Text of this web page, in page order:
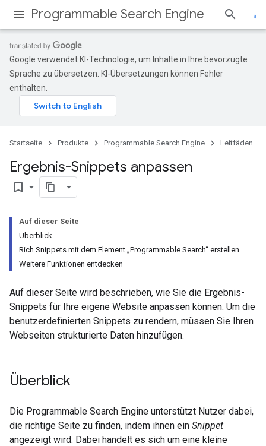
Programmable Search Engine
Google verwendet KI-Technologie, um Inhalte in Ihre bevorzugte
Sprache zu übersetzen. KI-Übersetzungen können Fehler
enthalten.
Startseite Produkte Programmable Search Engine Leitfäden
Ergebnis-Snippets anpassen
bookmark_border
Auf dieser Seite
Überblick
Rich Snippets mit dem Element „Programmable Search“ erstellen
Weitere Funktionen entdecken
Auf dieser Seite wird beschrieben, wie Sie die Ergebnis-
Snippets für Ihre eigene Website anpassen können. Um die
benutzerdefinierten Snippets zu rendern, müssen Sie Ihren
Webseiten strukturierte Daten hinzufügen.
Überblick
Die Programmable Search Engine unterstützt Nutzer dabei,
die richtige Seite zu finden, indem ihnen ein Snippet
angezeigt wird. Dabei handelt es sich um eine kleine